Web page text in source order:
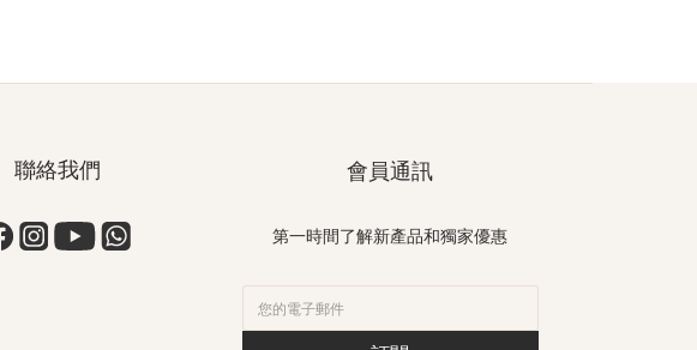
聯絡我們 會員通訊
第一時間了解新產品和獨家優惠